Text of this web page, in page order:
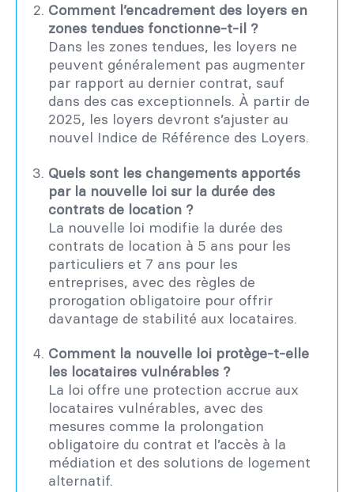
Comment l’encadrement des loyers en
zones tendues fonctionne-t-il ?
Dans les zones tendues, les loyers ne
peuvent généralement pas augmenter
par rapport au dernier contrat, sauf
dans des cas exceptionnels. À partir de
2025, les loyers devront s’ajuster au
nouvel Indice de Référence des Loyers.
Quels sont les changements apportés
par la nouvelle loi sur la durée des
contrats de location ?
La nouvelle loi modifie la durée des
contrats de location à 5 ans pour les
particuliers et 7 ans pour les
entreprises, avec des règles de
prorogation obligatoire pour offrir
davantage de stabilité aux locataires.
Comment la nouvelle loi protège-t-elle
les locataires vulnérables ?
La loi offre une protection accrue aux
locataires vulnérables, avec des
mesures comme la prolongation
obligatoire du contrat et l’accès à la
médiation et des solutions de logement
alternatif.